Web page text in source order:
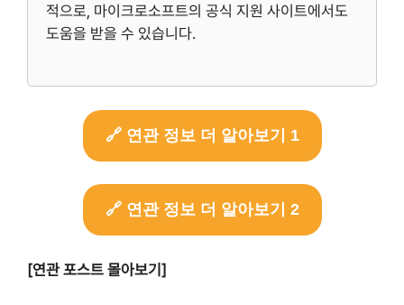
적으로, 마이크로소프트의 공식 지원 사이트에서도
도움을 받을 수 있습니다.
🔗 연관 정보 더 알아보기 1
🔗 연관 정보 더 알아보기 2
[연관 포스트 몰아보기]